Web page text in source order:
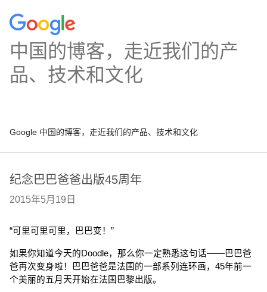
中国的博客，走近我们的产
品、技术和文化
Google 中国的博客，走近我们的产品、技术和文化
纪念巴巴爸爸出版45周年
2015年5月19日
“可里可里可里，巴巴变！”
如果你知道今天的Doodle，那么你一定熟悉这句话——巴巴爸
爸再次变身啦！巴巴爸爸是法国的一部系列连环画，45年前一
个美丽的五月天开始在法国巴黎出版。